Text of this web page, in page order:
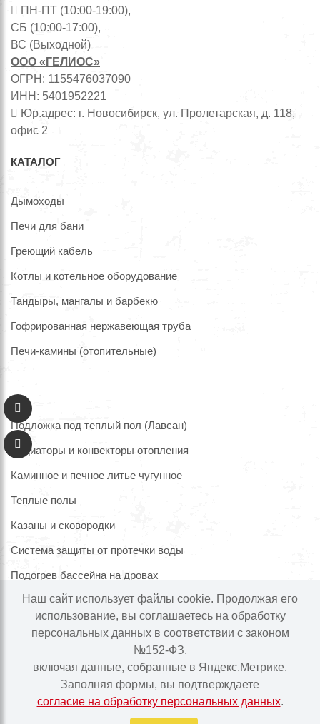
ПН-ПТ (10:00-19:00),
СБ (10:00-17:00),
ВС (Выходной)
ООО «ГЕЛИОС»
ОГРН: 1155476037090
ИНН: 5401952221
Юр.адрес: г. Новосибирск, ул. Пролетарская, д. 118,
офис 2
КАТАЛОГ
Дымоходы
Печи для бани
Греющий кабель
Котлы и котельное оборудование
Тандыры, мангалы и барбекю
Гофрированная нержавеющая труба
Печи-камины (отопительные)
Подложка под теплый пол (Лавсан)
Радиаторы и конвекторы отопления
Каминное и печное литье чугунное
Теплые полы
Казаны и сковородки
Система защиты от протечки воды
Подогрев бассейна на дровах
Информация на сайте не является публичной офертой.
Наличие и цены товара могут меняться, просьба
уточнять у менеджера при подтверждении заказа.
Наш сайт использует файлы cookie. Продолжая его
использование, вы соглашаетесь на обработку
персональных данных в соответствии с законом
№152-ФЗ,
включая данные, собранные в Яндекс.Метрике.
Заполняя формы, вы подтверждаете
согласие на обработку персональных данных.